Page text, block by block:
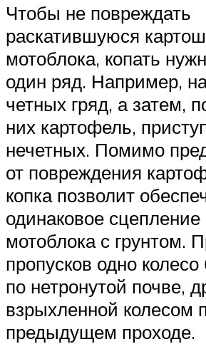
Чтобы не повреждать
раскатившуюся
мотоблока, копать
один ряд. Например,
четных гряд, а затем,
них картофель,
нечетных. Помимо
от повреждения
копка позволит
одинаковое сцепление
мотоблока с грунтом.
пропусков одно колесо
по нетронутой почве,
взрыхленной колесом
предыдущем проходе.